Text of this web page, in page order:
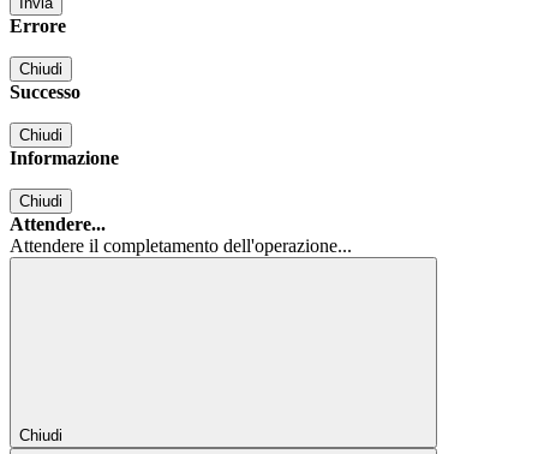
Errore
Chiudi
Successo
Chiudi
Informazione
Chiudi
Attendere...
Attendere il completamento dell'operazione...
Chiudi